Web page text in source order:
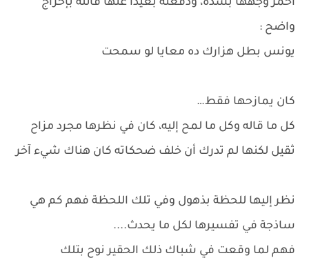
احمر وجهها بشدة، ودفعته بعيدًا عنها قائلة بإحراج
واضح :
يونس بطل هزارك ده معايا لو سمحت
كان يمازحها فقط…
كل ما قاله وكل ما لمح إليه، كان في نظرها مجرد مزاح
ثقيل لكنها لم تدرك أن خلف ضحكاته كان هناك شيء آخر
نظر إليها للحظة بذهول وفي تلك اللحظة فهم كم هي
ساذجة في تفسيرها لكل ما يحدث....
فهم لما وقعت في شباك ذلك الحقير نوح بتلك